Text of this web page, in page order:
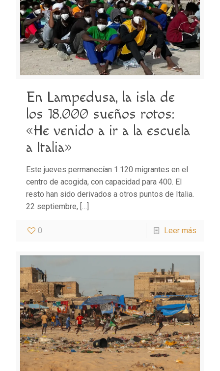
En Lampedusa, la isla de
los 18.000 sueños rotos:
«He venido a ir a la escuela
a Italia»
Este jueves permanecían 1.120 migrantes en el
centro de acogida, con capacidad para 400. El
resto han sido derivados a otros puntos de Italia.
22 septiembre, […]
0 Leer más